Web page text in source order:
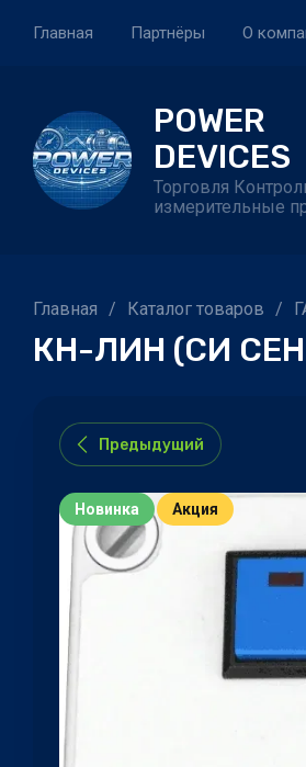
Главная Партнёры О
POWER
DEVICES
Торговля
измерительные
Главная / Каталог товаров /
КН-ЛИН (СИ
Предыдущий
Новинка Акция